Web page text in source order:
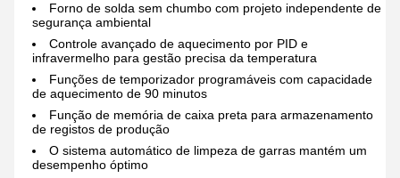
Forno de solda sem chumbo com projeto independente de
segurança ambiental
Controle avançado de aquecimento por PID e
infravermelho para gestão precisa da temperatura
Funções de temporizador programáveis com capacidade
de aquecimento de 90 minutos
Função de memória de caixa preta para armazenamento
de registos de produção
O sistema automático de limpeza de garras mantém um
desempenho óptimo